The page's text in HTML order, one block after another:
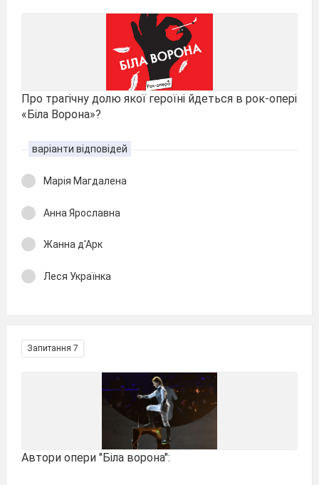
Про трагічну долю якої героїні йдеться в рок-опері
«Біла Ворона»?
варіанти відповідей
Марія Магдалена
Анна Ярославна
Жанна д'Арк
Леся Українка
Запитання 7
Автори опери "Біла ворона":